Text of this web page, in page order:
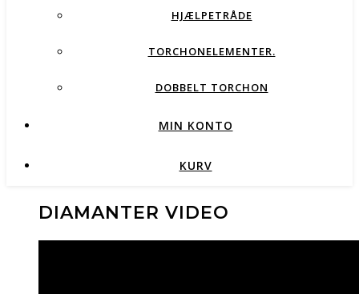
HJÆLPETRÅDE
TORCHONELEMENTER.
DOBBELT TORCHON
MIN KONTO
KURV
DIAMANTER VIDEO